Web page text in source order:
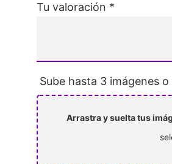
Tu valoración *
Sube hasta 3 imágenes
Arrastra y suelta tus